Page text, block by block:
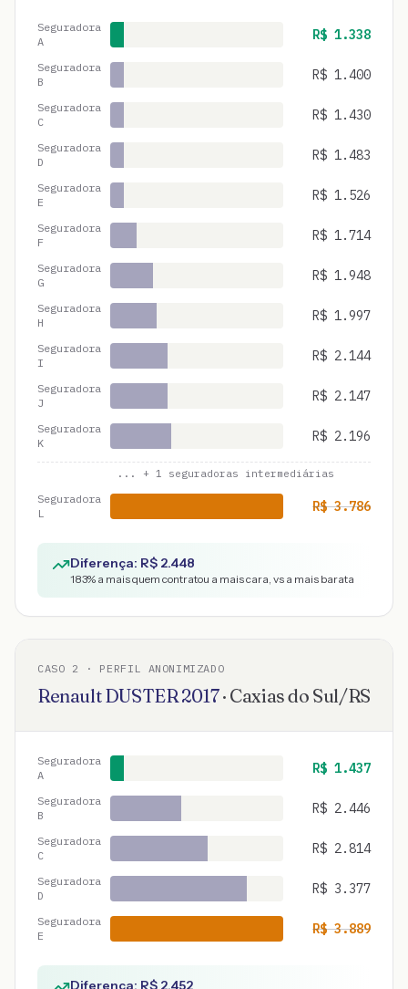
Seguradora
A
R$ 1.338
Seguradora
B
R$ 1.400
Seguradora
C
R$ 1.430
Seguradora
D
R$ 1.483
Seguradora
E
R$ 1.526
Seguradora
F
R$ 1.714
Seguradora
G
R$ 1.948
Seguradora
H
R$ 1.997
Seguradora
I
R$ 2.144
Seguradora
J
R$ 2.147
Seguradora
K
R$ 2.196
... + 1 seguradoras intermediárias
Seguradora
L
R$3.786
Diferença: R$ 2.448
183% a mais quem contratou a mais cara, vs a mais barata
CASO 2 · PERFIL ANONIMIZADO
RenaultDUSTER2017· Caxias do Sul/RS
Seguradora
A
R$ 1.437
Seguradora
B
R$ 2.446
Seguradora
C
R$ 2.814
Seguradora
D
R$ 3.377
Seguradora
E
R$3.889
Diferença: R$ 2.452